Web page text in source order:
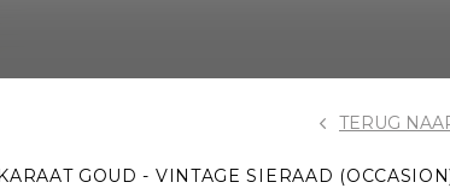
GOUD - VINTAGE SIERAAD
TERUG